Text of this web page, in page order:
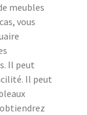
meubles
vous
Il peut
Il peut